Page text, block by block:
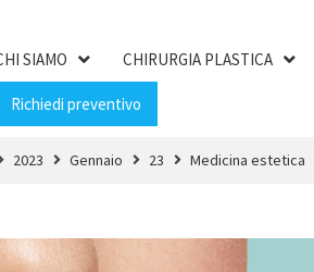
SIAMO CHIRURGIA PLASTICA
Richiedi preventivo
2023 Gennaio 23 Medicina estetica